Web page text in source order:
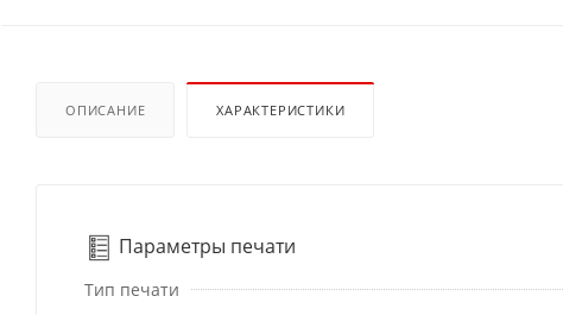
ОПИСАНИЕ ХАРАКТЕРИСТИКИ
Параметры печати
Тип печати